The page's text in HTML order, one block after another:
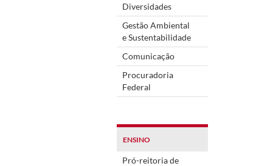
Diversidades
Gestão Ambiental
e Sustentabilidade
Comunicação
Procuradoria
Federal
ENSINO
Pró-reitoria de